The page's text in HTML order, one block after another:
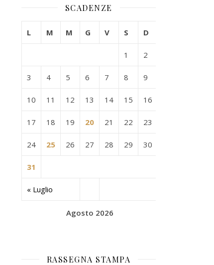
SCADENZE
Agosto 2026
L M M G V S D
« Luglio
1 2
3 4 5 6 7 8 9
10 11 12 13 14 15 16
17 18 19 20 21 22 23
24 25 26 27 28 29 30
31
RASSEGNA STAMPA